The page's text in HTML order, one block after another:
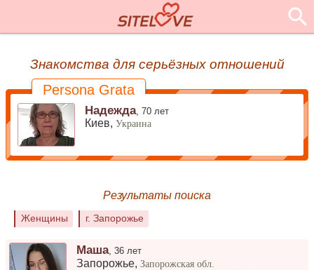
Знакомства для серьёзных отношений
Persona Grata
Надежда,70 лет
Киев,Украина
Результаты поиска
Женщины г. Запорожье
Маша,36 лет
Запорожье,Запорожская обл.